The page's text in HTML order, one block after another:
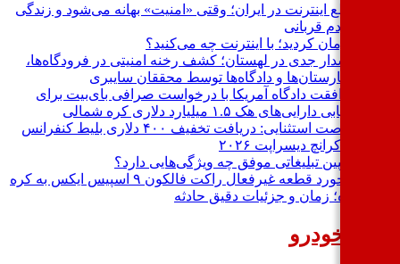
قطع اینترنت در ایران؛ وقتی «امنیت» بهانه می‌شود و زندگی
مردم قربانی
پیرمان کردید؛ با اینترنت چه می‌کنید؟
هشدار جدی در لهستان؛ کشف رخنه امنیتی در فرودگاه‌ها،
بیمارستان‌ها و دادگاه‌ها توسط محققان سایبری
موافقت دادگاه آمریکا با درخواست صرافی بای‌بیت برای
ردیابی دارایی‌های هک ۱.۵ میلیارد دلاری کره شمالی
فرصت استثنایی: دریافت تخفیف ۴۰۰ دلاری بلیط کنفرانس
تک‌کرانچ دیسراپت ۲۰۲۶
کمپین تبلیغاتی موفق چه ویژگی‌هایی دارد؟
برخورد قطعه غیرفعال راکت فالکون ۹ اسپیس ایکس به کره
ماه؛ زمان و جزئیات دقیق حادثه
خودرو